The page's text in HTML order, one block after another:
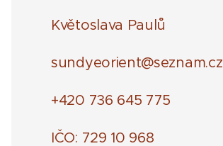
Květoslava Paulů
sundyeorient@seznam.cz
+420 736 645 775
IČO: 729 10 968